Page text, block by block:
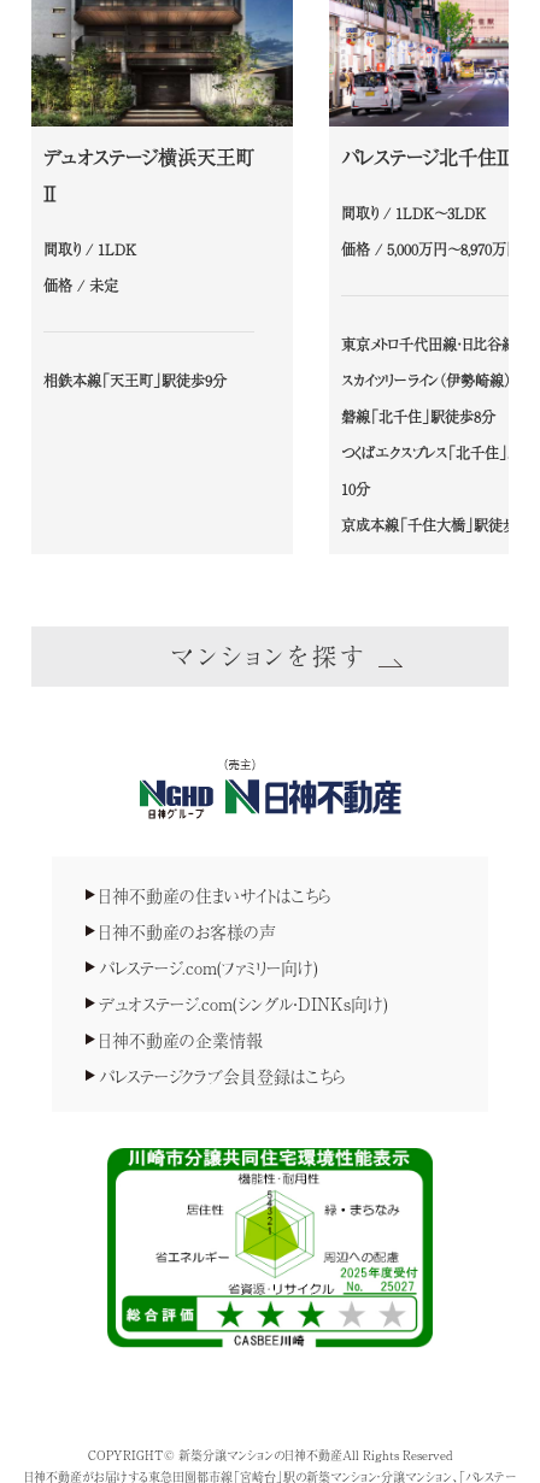
デュオステージ横浜天王町
Ⅱ
間取り / 1LDK
価格 / 未定
相鉄本線「天王町」駅徒歩9分
パレステージ北千住Ⅱ
間取り / 1LDK～3LDK
価格 / 5,000万円～8,970万円
東京メトロ千代田線・日比谷線・
スカイツリーライン（伊勢崎線）・JR
磐線「北千住」駅徒歩8分
つくばエクスプレス「北千住」駅
10分
京成本線「千住大橋」駅徒歩9分
マンションを探す
日神不動産の住まいサイトはこちら
日神不動産のお客様の声
パレステージ.com(ファミリー向け)
デュオステージ.com(シングル・DINKs向け)
日神不動産の企業情報
パレステージクラブ会員登録はこちら
COPYRIGHT© 新築分譲マンションの日神不動産All Rights Reserved
日神不動産がお届けする東急田園都市線「宮崎台」駅の新築マンション・分譲マンション、「パレステー